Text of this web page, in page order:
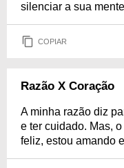
silenciar a sua
COPIAR
Razão X Coração
A minha razão diz
e ter cuidado. Mas,
feliz, estou amando